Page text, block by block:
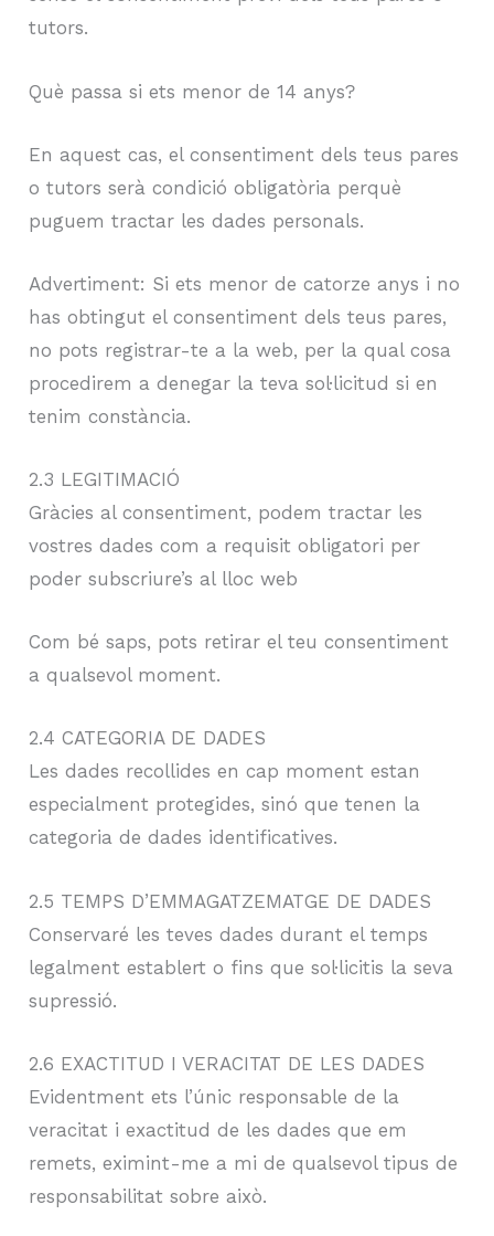
tutors.
Què passa si ets menor de 14 anys?
En aquest cas, el consentiment dels teus pares
o tutors serà condició obligatòria perquè
puguem tractar les dades personals.
Advertiment: Si ets menor de catorze anys i no
has obtingut el consentiment dels teus pares,
no pots registrar-te a la web, per la qual cosa
procedirem a denegar la teva sol·licitud si en
tenim constància.
2.3 LEGITIMACIÓ
Gràcies al consentiment, podem tractar les
vostres dades com a requisit obligatori per
poder subscriure’s al lloc web
Com bé saps, pots retirar el teu consentiment
a qualsevol moment.
2.4 CATEGORIA DE DADES
Les dades recollides en cap moment estan
especialment protegides, sinó que tenen la
categoria de dades identificatives.
2.5 TEMPS D’EMMAGATZEMATGE DE DADES
Conservaré les teves dades durant el temps
legalment establert o fins que sol·licitis la seva
supressió.
2.6 EXACTITUD I VERACITAT DE LES DADES
Evidentment ets l’únic responsable de la
veracitat i exactitud de les dades que em
remets, eximint-me a mi de qualsevol tipus de
responsabilitat sobre això.